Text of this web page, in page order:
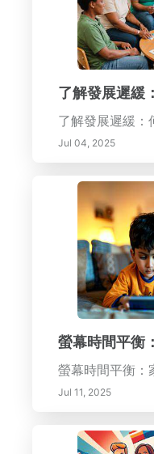
了解發展遲緩
了解發展遲緩：
Jul 04, 2025
螢幕時間平衡
螢幕時間平衡：
Jul 11, 2025